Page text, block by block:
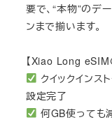
要で、“本物”のデ
ンまで揃います。
【Xiao Long eSIM
クイックイン
設定完了
何GB使っても